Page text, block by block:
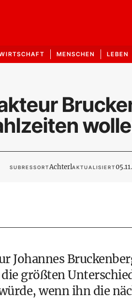
MENSCHEN LEBEN
SUBRESSORTAchterlAKTUALISIERT
Johannes
größten
wenn ihn die